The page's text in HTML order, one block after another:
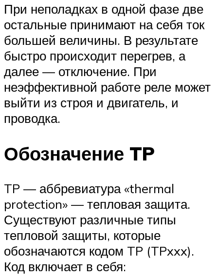
При неполадках в одной фазе две
остальные принимают на себя ток
большей величины. В результате
быстро происходит перегрев, а
далее — отключение. При
неэффективной работе реле может
выйти из строя и двигатель, и
проводка.
Обозначение TP
TP — аббревиатура «thermal
protection» — тепловая защита.
Существуют различные типы
тепловой защиты, которые
обозначаются кодом TP (TPxxx).
Код включает в себя: